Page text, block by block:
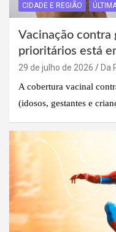
CIDADE E REGIÃO
Vacinação contra
prioritários está
29 de julho de 2026
Da
A cobertura vacinal
(idosos, gestantes e